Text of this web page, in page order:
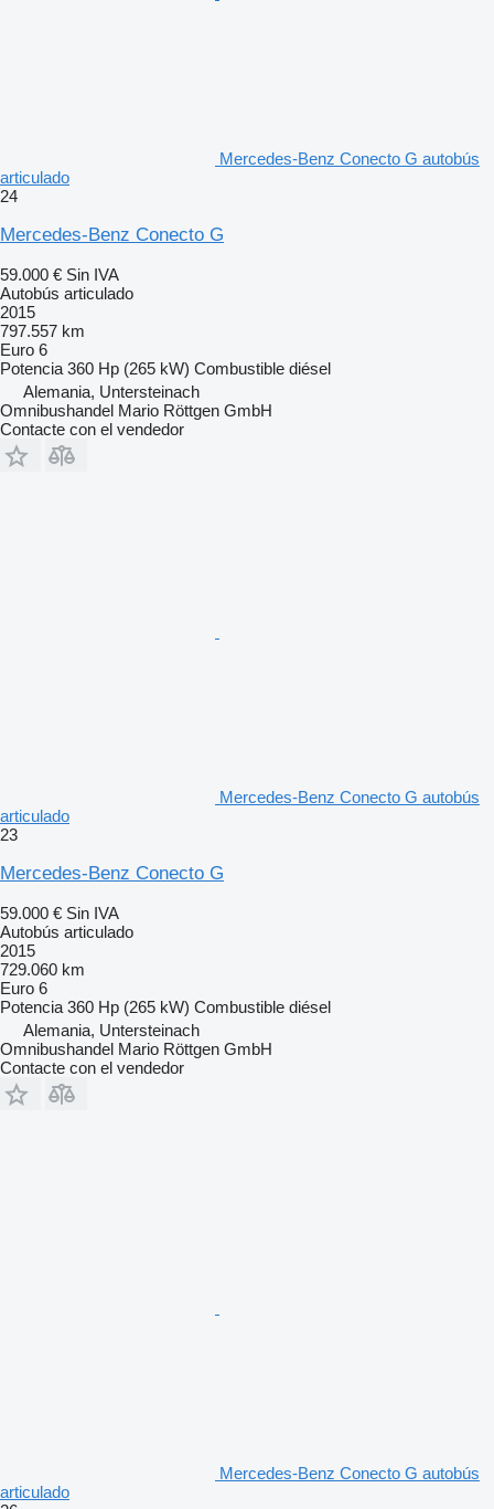
Mercedes-Benz Conecto G autobús
articulado
24
Mercedes-Benz Conecto G
59.000 € Sin IVA
Autobús articulado
2015
797.557 km
Euro 6
Potencia 360 Hp (265 kW) Combustible diésel
Alemania, Untersteinach
Omnibushandel Mario Röttgen GmbH
Contacte con el vendedor
Mercedes-Benz Conecto G autobús
articulado
23
Mercedes-Benz Conecto G
59.000 € Sin IVA
Autobús articulado
2015
729.060 km
Euro 6
Potencia 360 Hp (265 kW) Combustible diésel
Alemania, Untersteinach
Omnibushandel Mario Röttgen GmbH
Contacte con el vendedor
Mercedes-Benz Conecto G autobús
articulado